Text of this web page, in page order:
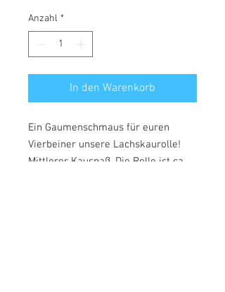
Anzahl *
In den Warenkorb
Ein Gaumenschmaus für euren
Vierbeiner unsere Lachskaurolle!
Mittlerer Kauspaß. Die Rolle ist ca.